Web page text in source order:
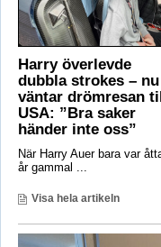
Harry överlevde
dubbla strokes – nu
väntar drömresan
USA: ”Bra saker
händer inte oss”
När Harry Auer bara var
år gammal ...
Visa hela artikeln